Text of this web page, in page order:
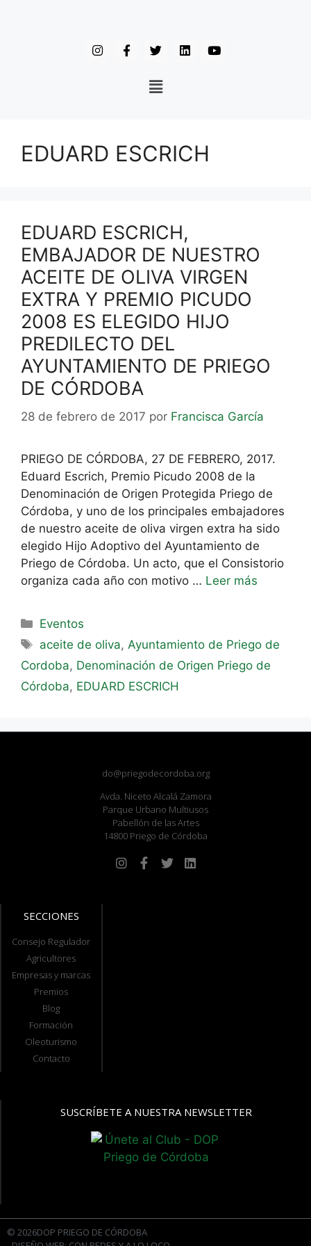
EDUARD ESCRICH
EDUARD ESCRICH,
EMBAJADOR DE NUESTRO
ACEITE DE OLIVA VIRGEN
EXTRA Y PREMIO PICUDO
2008 ES ELEGIDO HIJO
PREDILECTO DEL
AYUNTAMIENTO DE PRIEGO
DE CÓRDOBA
28 de febrero de 2017 por Francisca García
PRIEGO DE CÓRDOBA, 27 DE FEBRERO, 2017.
Eduard Escrich, Premio Picudo 2008 de la
Denominación de Origen Protegida Priego de
Córdoba, y uno de los principales embajadores
de nuestro aceite de oliva virgen extra ha sido
elegido Hijo Adoptivo del Ayuntamiento de
Priego de Córdoba. Un acto, que el Consistorio
organiza cada año con motivo … Leer más
Eventos
aceite de oliva, Ayuntamiento de Priego de
Cordoba, Denominación de Origen Priego de
Córdoba, EDUARD ESCRICH
do@priegodecordoba.org
Avda. Niceto Alcalá Zamora
Parque Urbano Multiusos
Pabellón de las Artes
14800 Priego de Córdoba
SECCIONES
Consejo Regulador
Agricultores
Empresas y marcas
Premios
Blog
Formación
Oleoturismo
Contacto
SUSCRÍBETE A NUESTRA NEWSLETTER
© 2026DOP PRIEGO DE CÓRDOBA